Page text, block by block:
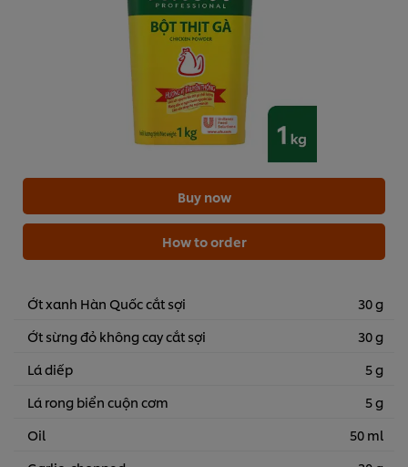
Buy now
How to order
Ớt xanh Hàn Quốc cắt sợi
30 g
Ớt sừng đỏ không cay cắt sợi
30 g
Lá diếp
5 g
Lá rong biển cuộn cơm
5 g
Oil
50 ml